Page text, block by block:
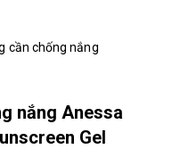
cần chống nắng
nắng Anessa
Gel